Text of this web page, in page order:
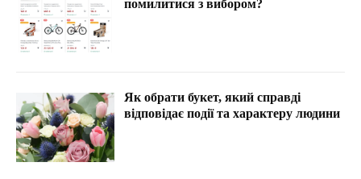
помилитися з вибором?
Як обрати букет, який справді
відповідає події та характеру людини